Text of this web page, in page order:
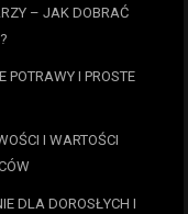
– JAK DOBRAĆ
POTRAWY I PROSTE
I WARTOŚCI
DLA DOROSŁYCH I